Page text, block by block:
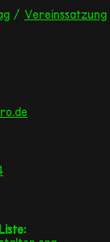
/ Vereinssatzung